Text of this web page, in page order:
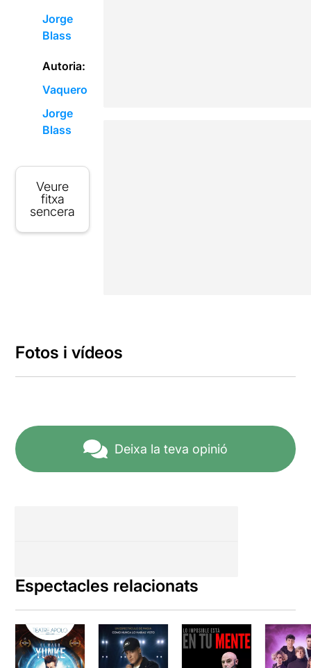
Jorge
Blass
Autoria:
Vaquero
Jorge
Blass
Veure
fitxa
sencera
Fotos i vídeos
Deixa la teva opinió
Espectacles relacionats